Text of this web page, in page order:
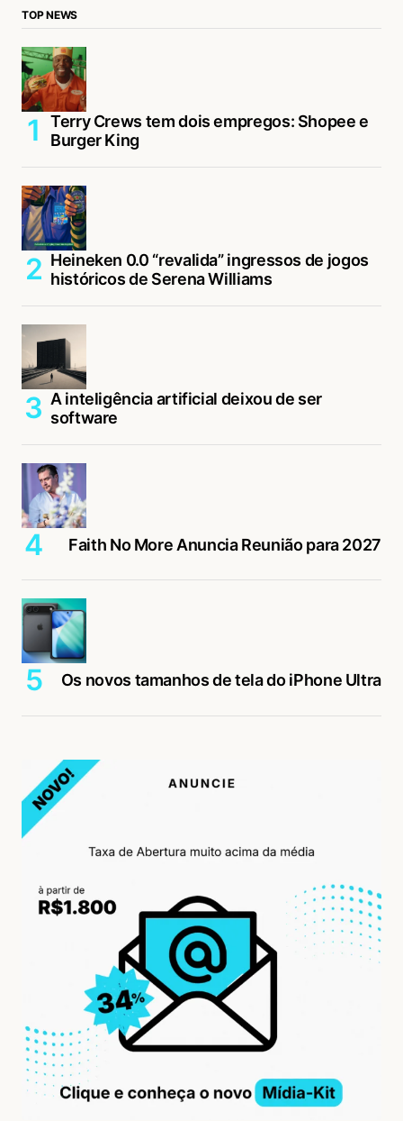
TOP NEWS
Terry Crews tem dois empregos: Shopee e
Burger King
Heineken 0.0 “revalida” ingressos de jogos
históricos de Serena Williams
A inteligência artificial deixou de ser
software
Faith No More Anuncia Reunião para 2027
Os novos tamanhos de tela do iPhone Ultra